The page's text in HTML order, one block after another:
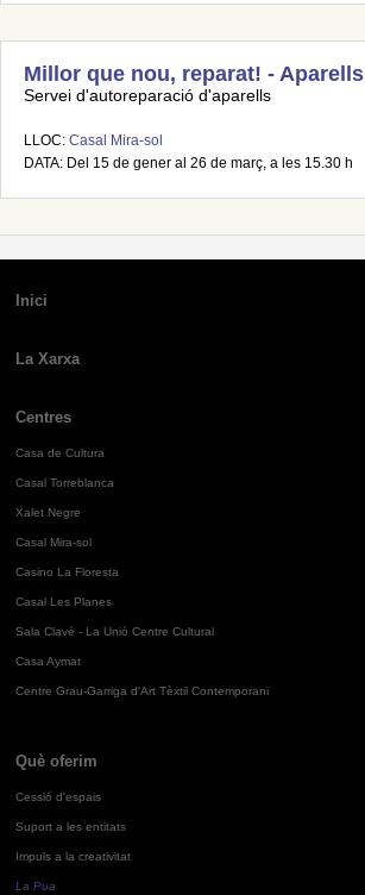
Millor que nou, reparat! - Aparells
Servei d'autoreparació d'aparells
LLOC: Casal Mira-sol
DATA: Del 15 de gener al 26 de març, a les 15.30 h
Inici
La Xarxa
Centres
Casa de Cultura
Casal Torreblanca
Xalet Negre
Casal Mira-sol
Casino La Floresta
Casal Les Planes
Sala Clavé - La Unió Centre Cultural
Casa Aymat
Centre Grau-Garriga d'Art Tèxtil Contemporani
Què oferim
Cessió d'espais
Suport a les entitats
Impuls a la creativitat
La Pua